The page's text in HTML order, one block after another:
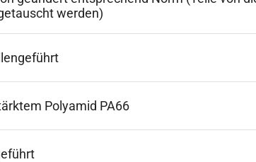
werden)
Polyamid PA66